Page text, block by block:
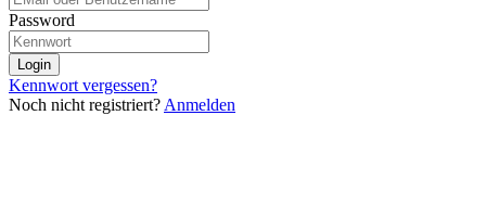
Password
Login
Kennwort vergessen?
Noch nicht registriert? Anmelden